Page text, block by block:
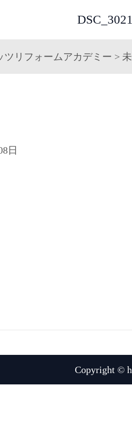
ツリフォームアカデミー >
日
Copyright ©